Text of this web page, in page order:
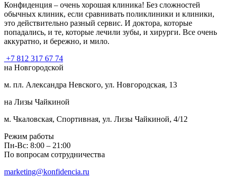
Конфиденция – очень хорошая клиника! Без сложностей
обычных клиник, если сравнивать поликлиники и клиники,
это действительно разный сервис. И доктора, которые
попадались, и те, которые лечили зубы, и хирурги. Все очень
аккуратно, и бережно, и мило.
+7 812 317 67 74
на Новгородской
м. пл. Александра Невского, ул. Новгородская, 13
на Лизы Чайкиной
м. Чкаловская, Спортивная, ул. Лизы Чайкиной, 4/12
Режим работы
Пн-Вс: 8:00 – 21:00
По вопросам сотрудничества
marketing@konfidencia.ru